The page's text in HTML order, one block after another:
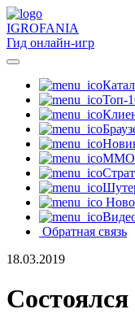
IGROFANIA
Гид онлайн-игр
Топ-
Обратная связь
18.03.2019